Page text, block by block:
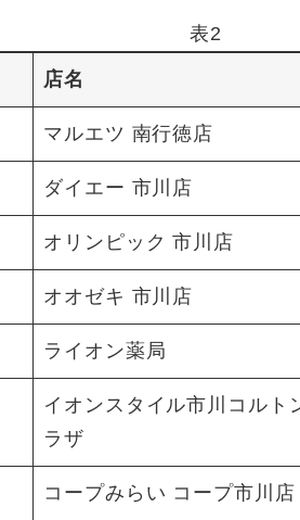
表2
店名
マルエツ 南行徳店
ダイエー 市川店
オリンピック 市川店
オオゼキ 市川店
ライオン薬局
イオンスタイル市川コルト
ラザ
コープみらい コープ市川店